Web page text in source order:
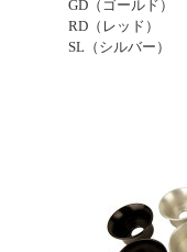
GD（ゴールド）
RD（レッド）
SL（シルバー）